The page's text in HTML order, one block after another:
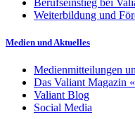
Berufseinstieg bei
Weiterbildung und
Medien und Aktuelles
Medienmitteilungen
Das Valiant Magazin
Valiant Blog
Social Media